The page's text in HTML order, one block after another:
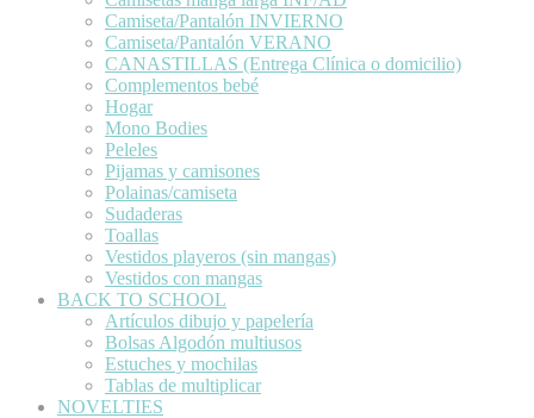
Camiseta/Pantalón INVIERNO
Camiseta/Pantalón VERANO
CANASTILLAS (Entrega Clínica o domicilio)
Complementos bebé
Hogar
Mono Bodies
Peleles
Pijamas y camisones
Polainas/camiseta
Sudaderas
Toallas
Vestidos playeros (sin mangas)
Vestidos con mangas
BACK TO SCHOOL
Artículos dibujo y papelería
Bolsas Algodón multiusos
Estuches y mochilas
Tablas de multiplicar
NOVELTIES